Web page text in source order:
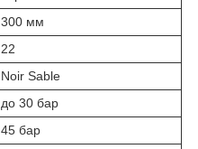
300 мм
22
Noir Sable
до 30 бар
45 бар